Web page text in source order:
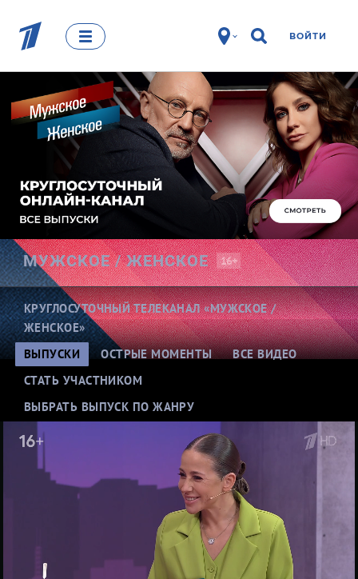
ВОЙТИ
МУЖСКОЕ /ЖЕНСКОЕ 16+
КРУГЛОСУТОЧНЫЙ ТЕЛЕКАНАЛ «МУЖСКОЕ /
ЖЕНСКОЕ»
ВЫПУСКИ
ОСТРЫЕ МОМЕНТЫ
ВСЕ ВИДЕО
СТАТЬ УЧАСТНИКОМ
Нерадивые матери
ДНК-скандалы
Конфликты из-за денег и имущества
Выбор зрителей: пересматривают чаще всего
ВЫБРАТЬ ВЫПУСК ПО ЖАНРУ